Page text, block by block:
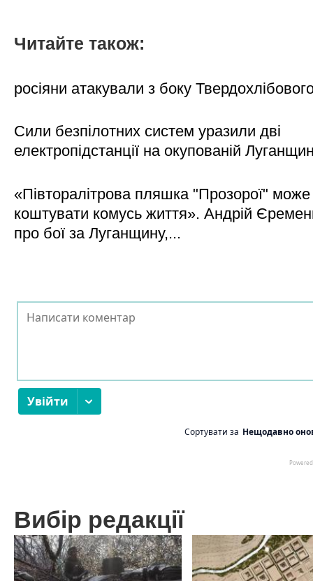
Читайте також:
росіяни атакували з боку
Сили безпілотних систем уразили дві
електропідстанції на окупованій
«Півторалітрова пляшка "Прозорої" може
коштувати комусь життя». Андрій
про бої за Луганщину,...
Вибір редакції